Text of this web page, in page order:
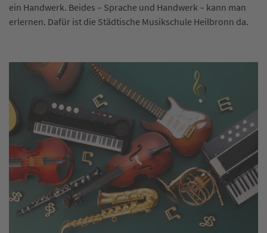
ein Handwerk. Beides – Sprache und Handwerk – kann man
erlernen. Dafür ist die Städtische Musikschule Heilbronn da.